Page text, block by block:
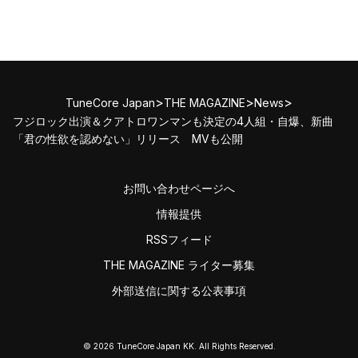
TuneCore Japan>THE MAGAZINE>News>
フジロック出演＆クアトロワンマンも決定の4人組・自爆、新曲
「君の性欲を認めない」リリース MVも公開
お問い合わせページへ
情報提供
RSSフィード
THE MAGAZINE ライター募集
外部送信に関する公表事項
© 2026 TuneCore Japan KK. All Rights Reserved.